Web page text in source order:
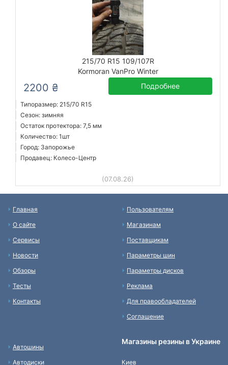
215/70 R15 109/107R
Kormoran VanPro Winter
2200 ₴ Подробнее
Типоразмер: 215/70 R15
Сезон: зимняя
Остаток протектора: 7,5 мм
Количество: 1шт
Город: Запорожье
Продавец: Колесо-Центр
(07.08.26)
Главная
О сайте
Сервисы
Новости
Обзоры
Тесты
Контакты
Пользователям
Магазинам
Поставщикам
Параметры шин
Параметры дисков
Реклама
Для правообладателей
Соглашение
Автошины
Автодиски
Магазины резины в Украине
Киев